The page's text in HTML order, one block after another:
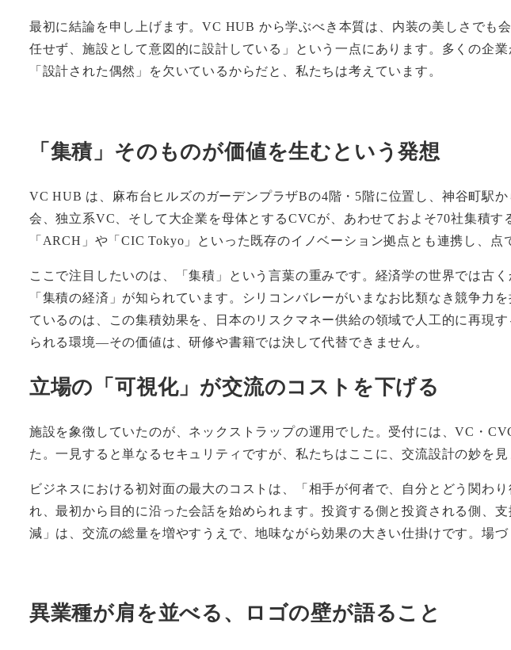
最初に結論を申し上げます。VC HUB から学ぶべき本質は、内装の美しさでも
任せず、施設として意図的に設計している」という一点にあります。多くの企
「設計された偶然」を欠いているからだと、私たちは考えています。
「集積」そのものが価値を生むという発想
VC HUB は、麻布台ヒルズのガーデンプラザBの4階・5階に位置し、神谷町駅
会、独立系VC、そして大企業を母体とするCVCが、あわせておよそ70社集積
「ARCH」や「CIC Tokyo」といった既存のイノベーション拠点とも連携し、
ここで注目したいのは、「集積」という言葉の重みです。経済学の世界では古
「集積の経済」が知られています。シリコンバレーがいまなお比類なき競争
ているのは、この集積効果を、日本のリスクマネー供給の領域で人工的に再現
られる環境—その価値は、研修や書籍では決して代替できません。
立場の「可視化」が交流のコストを下げる
施設を象徴していたのが、ネックストラップの運用でした。受付には、VC・
た。一見すると単なるセキュリティですが、私たちはここに、交流設計の妙を見
ビジネスにおける初対面の最大のコストは、「相手が何者で、自分とどう関わ
れ、最初から目的に沿った会話を始められます。投資する側と投資される側、
減」は、交流の総量を増やすうえで、地味ながら効果の大きい仕掛けです。場
異業種が肩を並べる、ロゴの壁が語ること